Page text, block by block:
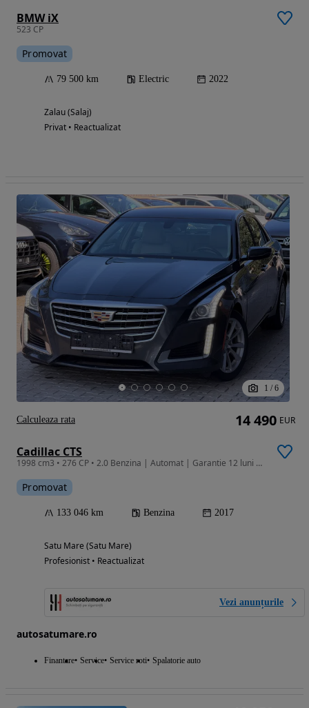
BMW iX
523 CP
Promovat
79 500 km Electric 2022
Zalau (Salaj)
Privat • Reactualizat
1 / 6
Cadillac CTS
1998 cm3 • 276 CP • 2.0 Benzina | Automat | Garantie 12 luni | Finantare | Bose | Keyless
Promovat
133 046 km Benzina 2017
Satu Mare (Satu Mare)
Profesionist • Reactualizat
Vezi anunțurile
autosatumare.ro
Finantare Service Service roti Spalatorie auto
14 490 EUR
Calculeaza rata